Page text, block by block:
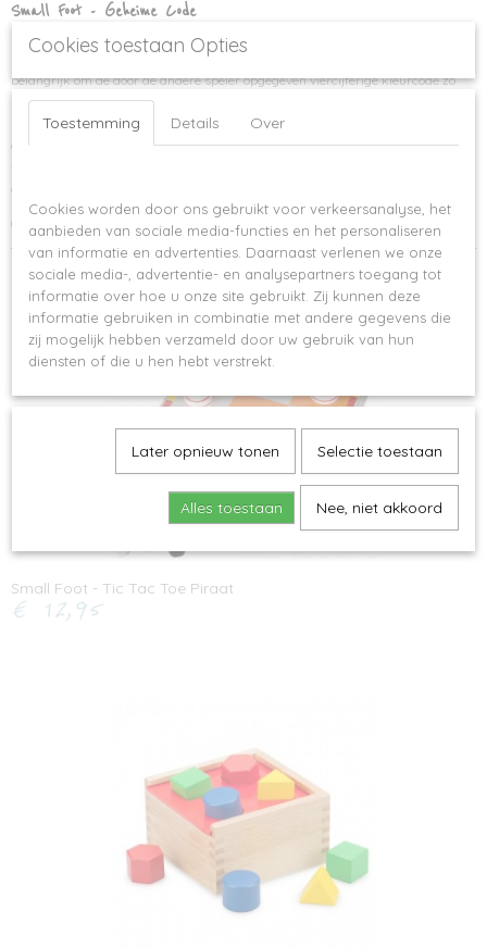
Small Foot - Geheime Code
De klassieker onder de logische spellen! Vaardigheid en logisch denken zijn
hier beide vereist van de kleine spruit. In dit spel voor 2 personen is het
belangrijk om de door de andere speler opgegeven viercijferige kleurcode zo
snel mogelijk te ontcijferen. Het giswerk houden we netjes bij met gekleurde en
zwart-witte pionnen op het bord. Wanneer de code is ontcijferd is het spel
afgelopen en hebben we een winnaar. Na afloop kunnen de figuren eenvoudig
concentratie en geheugen vraagt van de spelers, maar is vooral ook erg leuk!
Geschikt voor kinderen vanaf 6 jaar.
Ook interessant
Small Foot - Tic Tac Toe Piraat
€ 12,95
Cookies toestaan Opties
Toestemming Details Over
Cookies worden door ons gebruikt voor verkeersanalyse, het
aanbieden van sociale media-functies en het personaliseren
van informatie en advertenties. Daarnaast verlenen we onze
sociale media-, advertentie- en analysepartners toegang tot
informatie over hoe u onze site gebruikt. Zij kunnen deze
informatie gebruiken in combinatie met andere gegevens die
zij mogelijk hebben verzameld door uw gebruik van hun
diensten of die u hen hebt verstrekt.
Later opnieuw tonen Selectie toestaan
Alles toestaan Nee, niet akkoord